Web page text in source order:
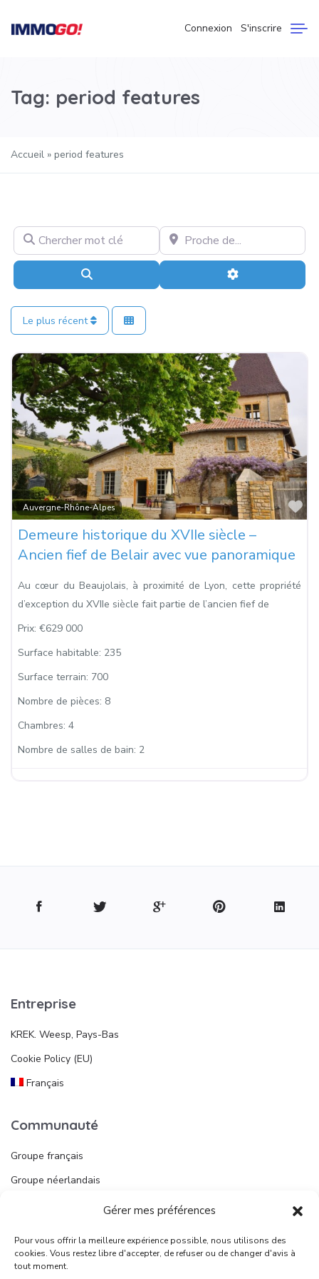
Gérer mes préférences
Pour vous offrir la meilleure expérience possible, nous utilisons des
cookies. Vous restez libre d'accepter, de refuser ou de changer d'avis à
tout moment.
Connexion S'inscrire
Tag: period features
Accueil » period features
Chercher mot clé Proche de…
Recherche Advanced
Le plus récent
Auvergne-Rhône-Alpes
Demeure historique du XVIIe siècle –
Ancien fief de Belair avec vue panoramique
Au cœur du Beaujolais, à proximité de Lyon, cette propriété
d’exception du XVIIe siècle fait partie de l’ancien fief de
Prix: €629 000
Surface habitable: 235
Surface terrain: 700
Nombre de pièces: 8
Chambres: 4
Nombre de salles de bain: 2
Entreprise
KREK. Weesp, Pays-Bas
Cookie Policy (EU)
Français
Communauté
Groupe français
Groupe néerlandais
Publier une annonce